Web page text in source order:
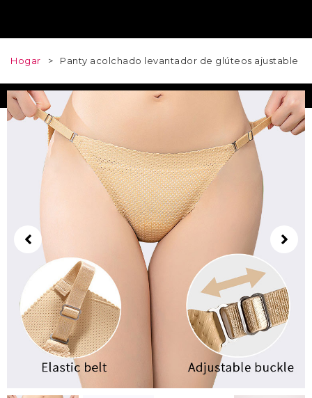
Hogar > Panty acolchado levantador de glúteos ajustable